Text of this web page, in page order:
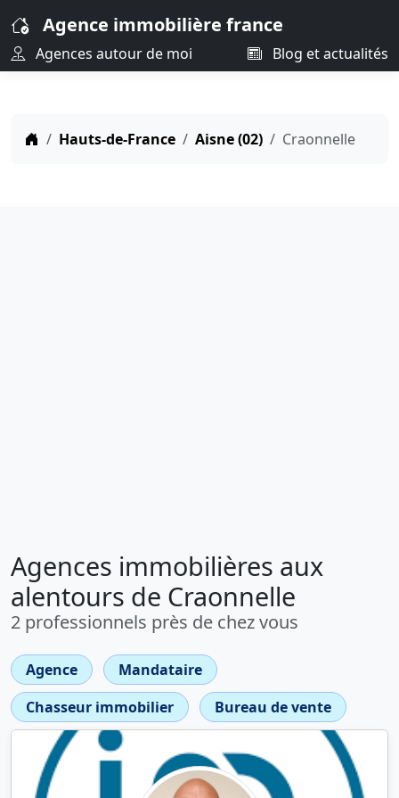
Agence immobilière france
Agences autour de moi Blog et actualités
Hauts-de-France Aisne (02) Craonnelle
Agences immobilières aux
alentours de Craonnelle
2 professionnels près de chez vous
Agence
Mandataire
Chasseur immobilier
Bureau de vente